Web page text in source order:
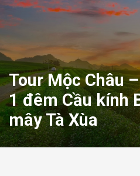
Tour Mộc Châu
1 đêm Cầu kính
mây Tà Xùa